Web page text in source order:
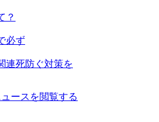
？
必ず
連死防ぐ対策を
ースを閲覧する